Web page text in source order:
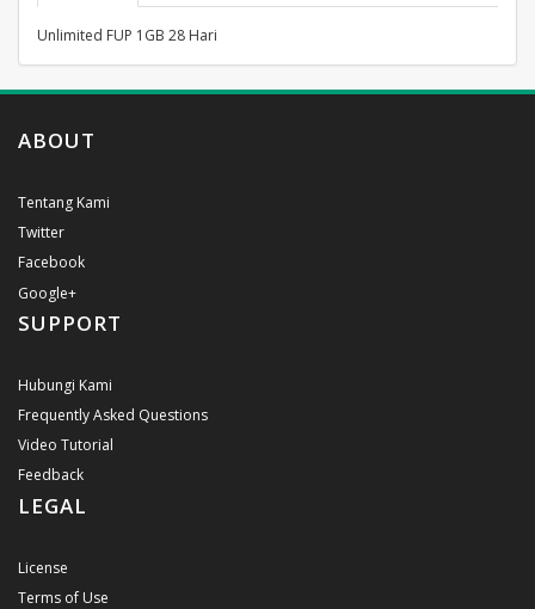
Unlimited FUP 1GB 28 Hari
ABOUT
Tentang Kami
Twitter
Facebook
Google+
SUPPORT
Hubungi Kami
Frequently Asked Questions
Video Tutorial
Feedback
LEGAL
License
Terms of Use